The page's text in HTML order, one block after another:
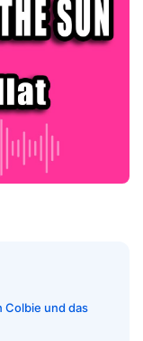
Colbie und das